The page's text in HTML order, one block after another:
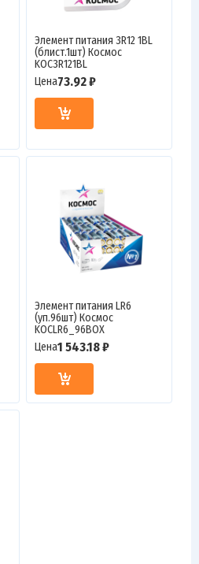
Элемент питания 3R12 1BL
(блист.1шт) Космос
KOC3R121BL
Цена73.92 ₽
Элемент питания LR6
(уп.96шт) Космос
KOCLR6_96BOX
Цена1 543.18 ₽